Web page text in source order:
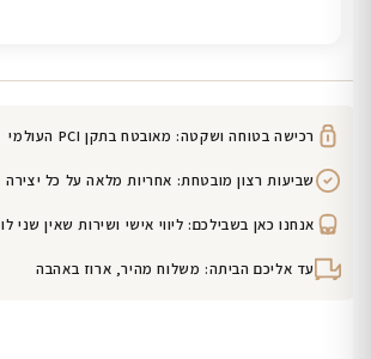
רכישה בטוחה ושקטה: מאובטח בתקן PCI העולמי
שביעות רצון מובטחת: אחריות מלאה על כל יצירה
אנחנו כאן בשבילכם: ליווי אישי ושירות שאין שני לו
עד אליכם הביתה: משלוח מהיר, ארוז באהבה